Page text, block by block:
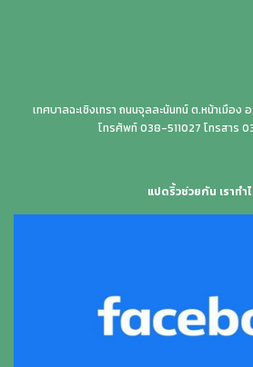
เทศบาลฉะเชิงเทรา ถนนจุลละนันทน์ ต.หน้าเมือง
โทรศัพท์ 038-511027 โทรสาร
แปดริ้วช่วยกัน เราทำ